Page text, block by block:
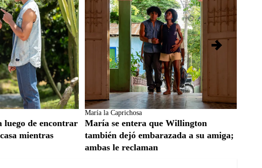
luego de encontrar
mientras
María la Caprichosa
María se entera que Willington
también dejó embarazada a su amiga;
ambas le reclaman